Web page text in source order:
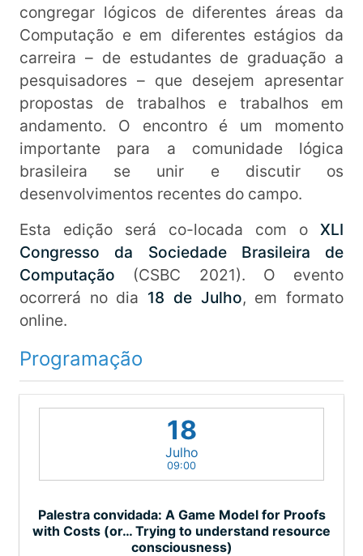
congregar lógicos de diferentes áreas da
Computação e em diferentes estágios da
carreira – de estudantes de graduação a
pesquisadores – que desejem apresentar
propostas de trabalhos e trabalhos em
andamento. O encontro é um momento
importante para a comunidade lógica
brasileira se unir e discutir os
desenvolvimentos recentes do campo.
Esta edição será co-locada com o XLI
Congresso da Sociedade Brasileira de
Computação (CSBC 2021). O evento
ocorrerá no dia 18 de Julho, em formato
online.
Programação
Palestra convidada: A Game Model for Proofs
with Costs (or… Trying to understand resource
consciousness)
18
Julho
09:00